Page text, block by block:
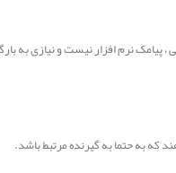
نرم افزار نیست و نیازی به
که به حتما به گیرنده مرتبط باشد.